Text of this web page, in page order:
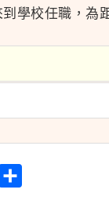
學校任職，為
Copy